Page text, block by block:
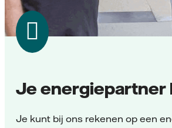
Je energiepartner
Je kunt bij ons rekenen op een